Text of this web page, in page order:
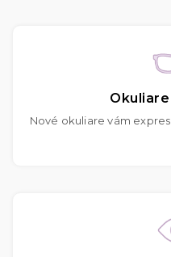
Nové okuliare vám